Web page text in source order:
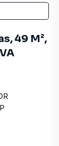
49 M²,